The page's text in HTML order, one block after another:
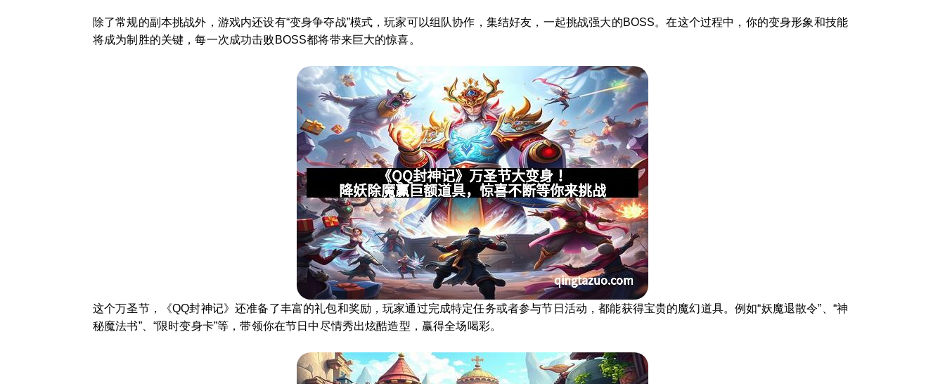
除了常规的副本挑战外，游戏内还设有“变身争夺战”模式，玩家可以组队协作，集结好友，一起挑战强大的BOSS。在这个过程中，你的变身形象和技能
将成为制胜的关键，每一次成功击败BOSS都将带来巨大的惊喜。
这个万圣节，《QQ封神记》还准备了丰富的礼包和奖励，玩家通过完成特定任务或者参与节日活动，都能获得宝贵的魔幻道具。例如“妖魔退散令”、“神
秘魔法书”、“限时变身卡”等，带领你在节日中尽情秀出炫酷造型，赢得全场喝彩。